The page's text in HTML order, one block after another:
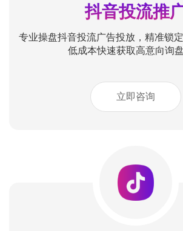
抖音投流推
专业操盘抖音投流广告投放，精准锁
低成本快速获取高意向询
立即咨询